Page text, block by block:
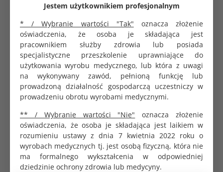
Jestem użytkownikiem profesjonalnym
* / Wybranie wartości "Tak" oznacza złożenie
oświadczenia, że osoba je składająca jest
pracownikiem służby zdrowia lub posiada
specjalistyczne przeszkolenie uprawniające do
użytkowania wyrobu medycznego, lub która z uwagi
na wykonywany zawód, pełnioną funkcję lub
prowadzoną działalność gospodarczą uczestniczy w
prowadzeniu obrotu wyrobami medycznymi.
** / Wybranie wartości "Nie" oznacza złożenie
oświadczenia, że osoba je składająca jest laikiem w
rozumieniu ustawy z dnia 7 kwietnia 2022 roku o
wyrobach medycznych tj. jest osobą fizyczną, która nie
ma formalnego wykształcenia w odpowiedniej
dziedzinie ochrony zdrowia lub medycyny.
Instrukcje użytkowania
Pierwsze założenie wymaga konsultacji ze
specjalistą w celu doboru rozmiaru i nauki
aplikacji.
Pessar należy czyścić wodą z łagodnym mydłem
przed i po użyciu.
W razie dyskomfortu konieczna jest konsultacja
lekarska w celu weryfikacji dopasowania.
Zaleca się stosowanie w ciągu dnia, z możliwością
indywidualnego dostosowania.
Dodatkowe informacje
Wielokrotnego użytku, ekonomiczny w leczeniu
uroginekologicznym.
Może być łączony z innymi terapiami, np.